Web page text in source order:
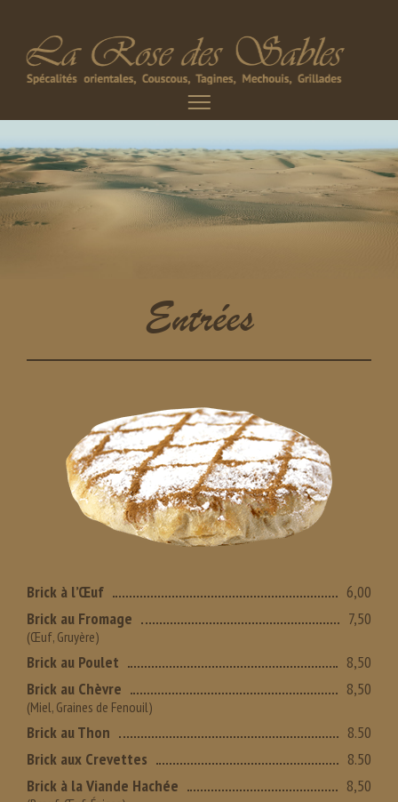
Entrées
Brick à l’Œuf
6,00
Brick au Fromage
7,50
(Œuf, Gruyère)
Brick au Poulet
8,50
Brick au Chèvre
8,50
(Miel, Graines de Fenouil)
Brick au Thon
8.50
Brick aux Crevettes
8.50
Brick à la Viande Hachée
8,50